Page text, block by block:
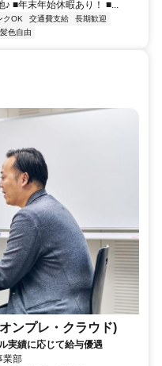
♪ ■年末年始休暇あり！ ■...
クOK 交通費支給
長期歓迎
色自由
ンプレ・クラウド)
実績に応じて給与優遇
業部